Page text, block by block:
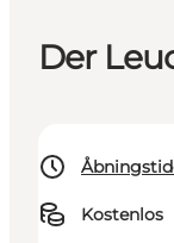
Erlebnisse
Der
Kostenlos